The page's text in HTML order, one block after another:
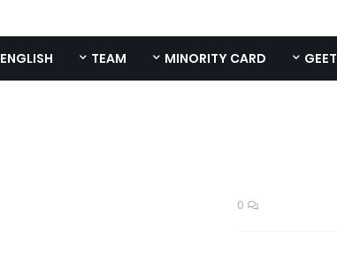
GEET
MINORITY CARD
TEAM
ENGLISH
0